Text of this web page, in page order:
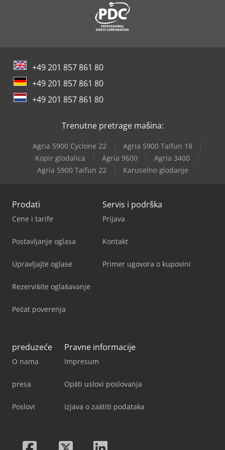
Lissmac Sbm-L 1000 G1S2
Lissmac Sbm-M 1500 B2
Metallkraft Msbm 1520-17 Pro S
Schanbacher S-3-50
Weinbrenner Tsv 6/3050
+49 201 857 861 80
+49 201 857 861 80
+49 201 857 861 80
Trenutne pretrage mašina:
Agria 5900 Cyclone 22
Agria 5900 Taifun 18
Kopir glodalica
Agria 9600
Agria 3400
Agria 5900 Taifun 22
Karuselno glodanje
Prodati
Cene i tarife
Postavljanje oglasa
Upravljajte oglase
Rezervišite oglašavanje
Pečat poverenja
Servis i podrška
Prijava
Kontakt
Primer ugovora o kupovini
preduzeće
O nama
presa
Poslovi
Pravne informacije
Impresum
Opšti uslovi poslovanja
Izjava o zaštiti podataka